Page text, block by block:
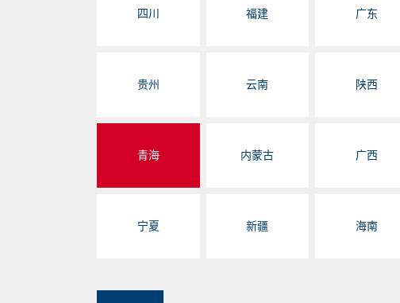
四川 福建 广东
贵州 云南 陕西
青海 内蒙古 广西
宁夏 新疆 海南